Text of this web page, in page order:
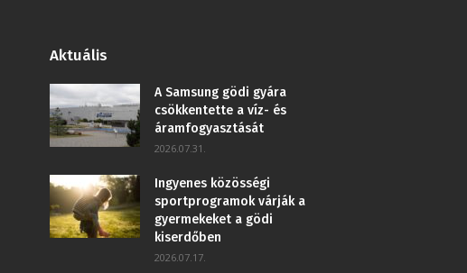
Aktuális
A Samsung gödi gyára
csökkentette a víz- és
áramfogyasztását
2026.07.31.
Ingyenes közösségi
sportprogramok várják a
gyermekeket a gödi
kiserdőben
2026.07.17.